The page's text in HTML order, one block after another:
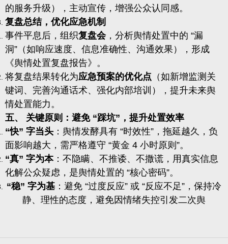
的服务升级），主动宣传，增强公众认同感。
复盘总结，优化应急机制
事件平息后，组织复盘会，分析舆情处置中的 “漏
洞”（如响应速度、信息准确性、沟通效果），形成
《舆情处置复盘报告》。
将复盘结果转化为应急预案的优化点 （如新增监测关
键词、完善沟通话术、强化内部培训），提升未来舆
情处置能力。
五、 关键原则：避免 “踩坑”，提升处置效率
“快” 字当头 ：舆情发酵具有 “时效性”，拖延越久，负
面影响越大，需严格遵守 “黄金 4 小时原则”。
“真” 字为本：不隐瞒、不推诿、不撒谎，用真实信息
化解公众疑虑，是舆情处置的 “核心密码”。
“稳” 字为基 ：避免 “过度反应” 或 “反应不足”，保持冷
静、理性的态度，避免因情绪失控引发二次舆